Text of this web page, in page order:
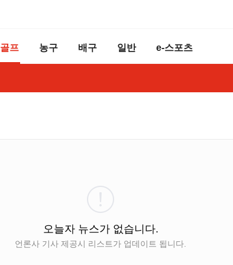
골프 농구 배구 일반 e-스포츠
오늘자 뉴스가 없습니다.
언론사 기사 제공시 리스트가 업데이트 됩니다.